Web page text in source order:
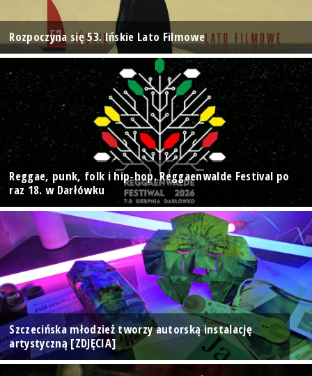
Rozpoczyna się 53. Ińskie Lato Filmowe
Reggae, punk, folk i hip-hop. Reggaenwalde Festival po
raz 18. w Darłówku
Szczecińska młodzież tworzy autorską instalację
artystyczną [ZDJĘCIA]